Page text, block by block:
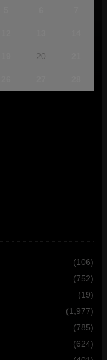
20
(106)
(752)
(19)
(1,977)
(785)
(624)